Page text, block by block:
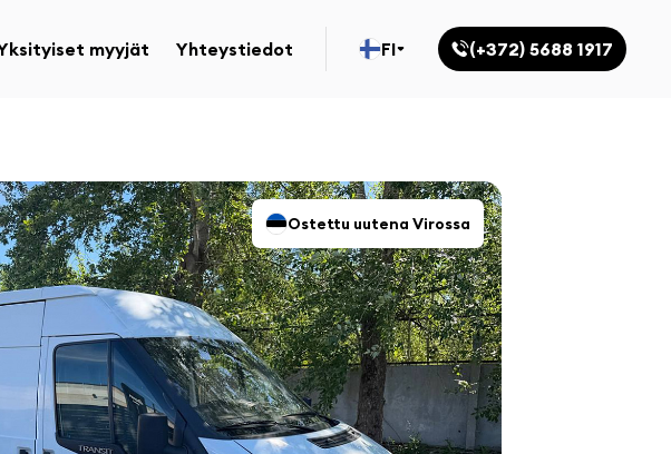
myyjät Yhteystiedot FI (+372) 5688 1917
Ostettu uutena Virossa